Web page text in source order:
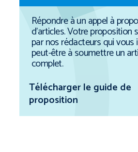
Répondre à un appel à
d’articles. Votre proposition
par nos rédacteurs qui
peut-être à soumettre un
complet.
Télécharger le guide de
proposition
Télécharger le guide des
propositions
TÉLÉCHARGER